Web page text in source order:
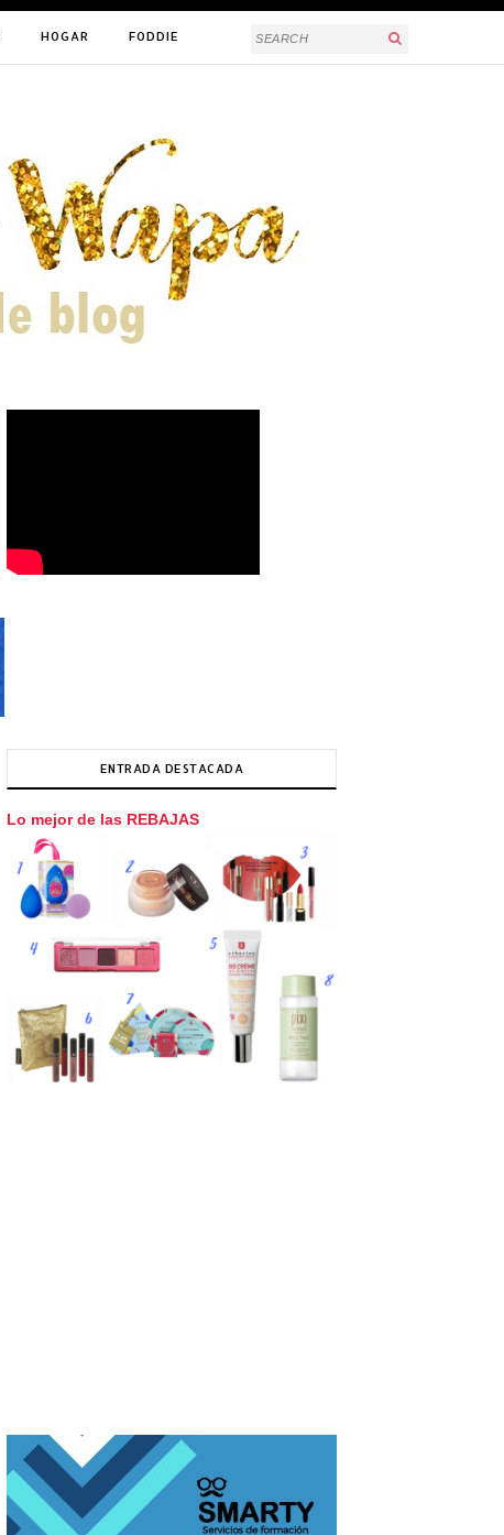
HOGAR FODDIE
ENTRADA DESTACADA
Lo mejor de las REBAJAS